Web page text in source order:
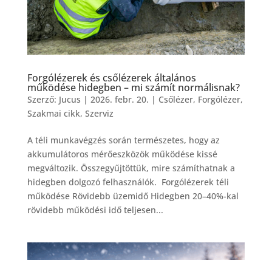
Forgólézerek és csőlézerek általános
működése hidegben – mi számít normálisnak?
Szerző: Jucus | 2026. febr. 20. | Csőlézer, Forgólézer,
Szakmai cikk, Szerviz
A téli munkavégzés során természetes, hogy az
akkumulátoros mérőeszközök működése kissé
megváltozik. Összegyűjtöttük, mire számíthatnak a
hidegben dolgozó felhasználók. Forgólézerek téli
működése Rövidebb üzemidő Hidegben 20–40%-kal
rövidebb működési idő teljesen...